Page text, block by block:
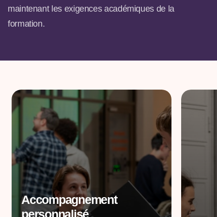
maintenant les exigences académiques de la
formation.
Accompagnement
personnalisé